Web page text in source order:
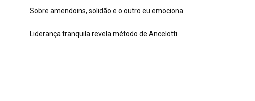
Sobre amendoins, solidão e o outro eu emociona
Liderança tranquila revela método de Ancelotti